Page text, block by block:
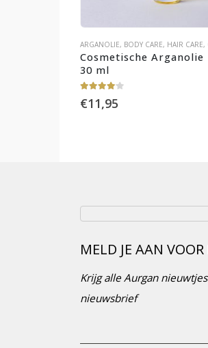
ARGANOLIE, BODY CARE, HAIR CARE,
Cosmetische Arganolie
30 ml
€11,95
MELD JE AAN
Krijg alle Aurgan
nieuwsbrief